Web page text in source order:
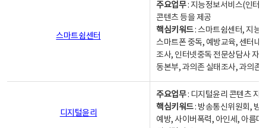
스마트쉼센터
주요업무: 지능정보서비스(인터
콘텐츠 등을 제공
핵심키워드: 스마트쉼센터, 지능
스마트폰 중독, 예방교육, 센터내
조사, 인터넷중독 전문상담사 자
동본부, 과의존 실태조사, 과의존
디지털윤리
주요업무: 디지털윤리 콘텐츠 지
핵심키워드: 방송통신위원회, 방
예방, 사이버폭력, 아인세, 아름